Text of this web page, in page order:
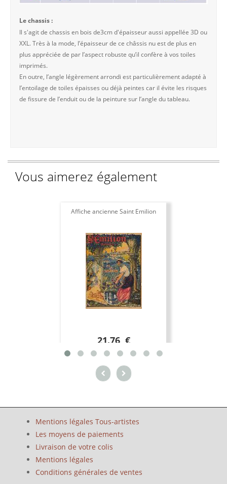
Le chassis :
Il s'agit de chassis en bois de3cm d'épaisseur aussi appellée 3D ou
XXL. Très à la mode, l’épaisseur de ce châssis nu est de plus en
plus appréciée de par l’aspect robuste qu’il confère à vos toiles
imprimés.
En outre, l’angle légèrement arrondi est particulièrement adapté à
l’entoilage de toiles épaisses ou déjà peintes car il évite les risques
de fissure de l’enduit ou de la peinture sur l’angle du tableau.
Vous aimerez également
Affiche ancienne Saint Emilion
21.76 €
Mentions légales Tous-artistes
Les moyens de paiements
Livraison de votre colis
Mentions légales
Conditions générales de ventes